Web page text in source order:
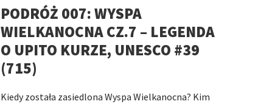
PODRÓŻ 007: WYSPA
WIELKANOCNA CZ.7 – LEGENDA
O UPITO KURZE, UNESCO #39
(715)
Kiedy została zasiedlona Wyspa Wielkanocna? Kim